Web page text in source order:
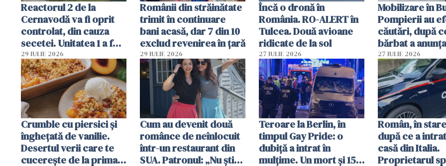
Reactorul 2 de la
Cernavodă va fi oprit
controlat, din cauza
secetei. Unitatea 1 a fost
deja oprită
29 IULIE 2026
Românii din străinătate
trimit în continuare
bani acasă, dar 7 din 10
exclud revenirea în țară
29 IULIE 2026
Încă o dronă în
România. RO-ALERT în
Tulcea. Două avioane
ridicate de la sol
27 IULIE 2026
Mobilizare în
Pompierii au
căutări, după
bărbat a
că a văzut un
luminos
27 IULIE 2026
Crumble cu piersici și
înghețată de vanilie.
Desertul verii care te
cucerește de la prima
Cum au devenit două
românce de neînlocuit
într-un restaurant din
SUA. Patronul: „Nu știu
Teroare la Berlin, în
timpul Gay Pride: o
dubiță a intrat în
mulțime. Un mort și 15
Român, în
după ce a
casă din Italia.
Proprietarul